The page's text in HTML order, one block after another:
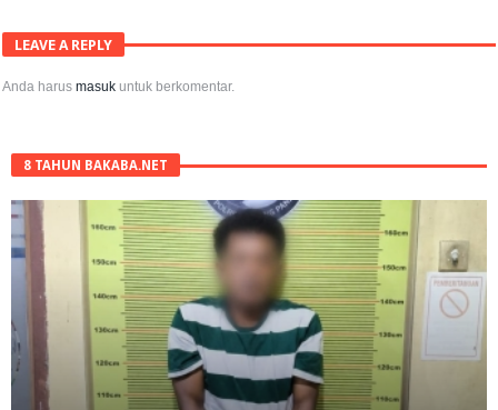
LEAVE A REPLY
Anda harusmasuk untuk berkomentar.
8 TAHUN BAKABA.NET